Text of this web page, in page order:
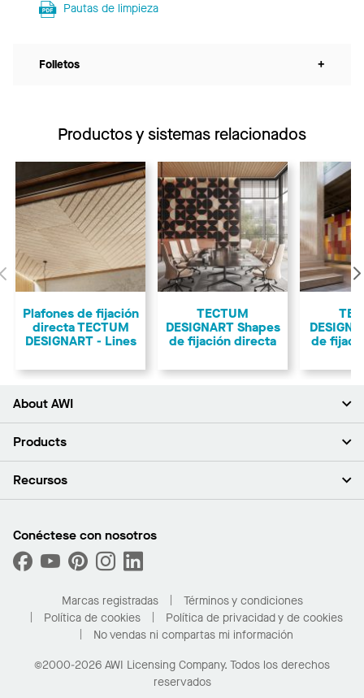
Pautas de limpieza
Folletos +
Productos y sistemas relacionados
Anterior
Plafones de fijación
directa TECTUM
DESIGNART - Lines
TECTUM
DESIGNART Shapes
de fijación directa
de
About AWI
Acerca de nosotros
Sala de prensa
¿Cuáles son mis opciones de compra?
Products
Plafones
Capacidades personalizadas
Desempeño
Recursos
Buscar un distribuidor
Solicitar muestras
Compre en línea con Kanopi
Para el hogar
Conéctese con nosotros
Marcas registradas
Términos y condiciones
Política de cookies
Política de privacidad y de cookies
No vendas ni compartas mi información
©2000-2026 AWI Licensing Company. Todos los derechos
reservados